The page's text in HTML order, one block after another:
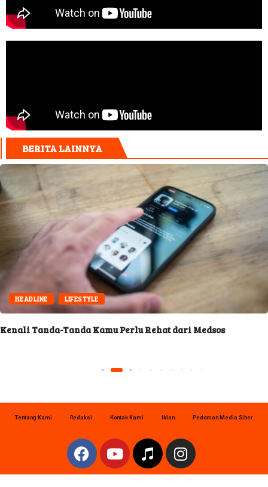
BERITA LAINNYA
HEADLINE LIFESTYLE
Kenali Tanda-Tanda Kamu Perlu Rehat dari Medsos
Tentang Kami Redaksi Kontak Kami Iklan Pedoman Media Siber